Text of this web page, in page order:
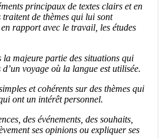
principaux de textes clairs et en
traitent de thèmes qui lui sont
rapport avec le travail, les études
la majeure partie des situations qui
voyage où la langue est utilisée.
et cohérents sur des thèmes qui
ont un intérêt personnel.
des événements, des souhaits,
ses opinions ou expliquer ses